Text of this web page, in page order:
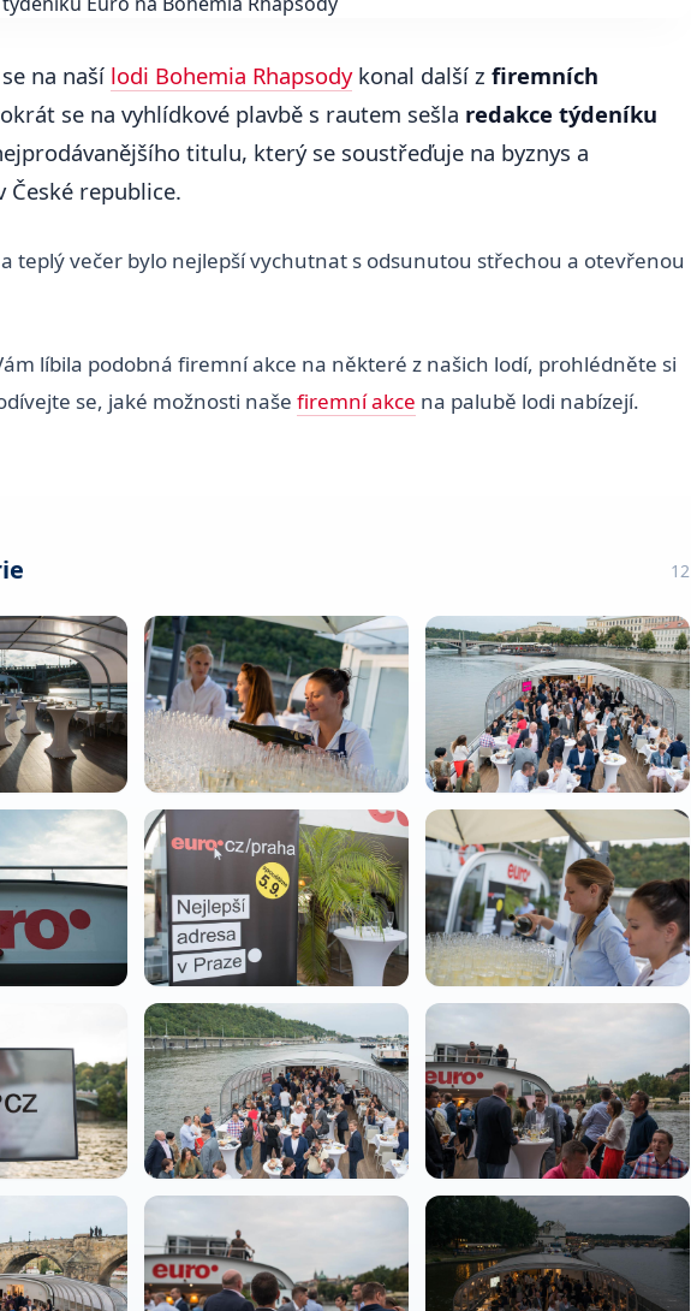
na naší lodi Bohemia Rhapsodykonal další z firemních
se na vyhlídkové plavbě s rautem sešla redakce týdeníku
titulu, který se soustřeďuje na byznys a
České republice.
teplý večer bylo nejlepší vychutnat s odsunutou střechou a otevřenou
líbila podobná firemní akce na některé z našich lodí, prohlédněte si
se, jaké možnosti naše firemní akce na palubě lodi nabízejí.
12